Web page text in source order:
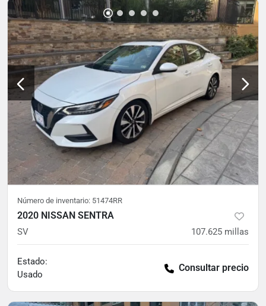
Número de inventario: 51474RR
2020 NISSAN SENTRA
SV 107.625 millas
Estado:
Usado
Consultar precio